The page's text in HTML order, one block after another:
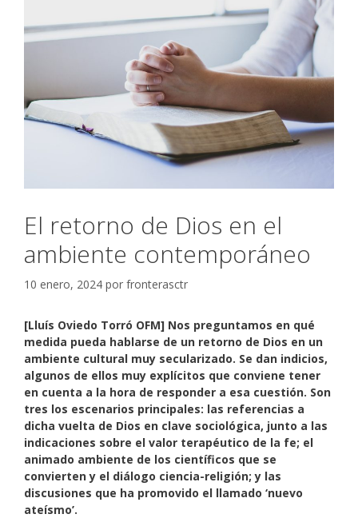
El retorno de Dios en el
ambiente contemporáneo
10 enero, 2024 por fronterasctr
[Lluís Oviedo Torró OFM] Nos preguntamos en qué
medida pueda hablarse de un retorno de Dios en un
ambiente cultural muy secularizado. Se dan indicios,
algunos de ellos muy explícitos que conviene tener
en cuenta a la hora de responder a esa cuestión. Son
tres los escenarios principales: las referencias a
dicha vuelta de Dios en clave sociológica, junto a las
indicaciones sobre el valor terapéutico de la fe; el
animado ambiente de los científicos que se
convierten y el diálogo ciencia-religión; y las
discusiones que ha promovido el llamado ‘nuevo
ateísmo’.